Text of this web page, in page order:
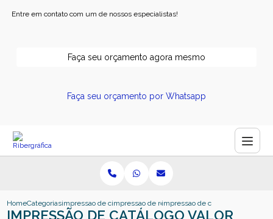
Entre em contato com um de nossos especialistas!
Faça seu orçamento agora mesmo
Faça seu orçamento por Whatsapp
HomeCategoriasimpressao de catalogosimpressao de revistas e catalogos
impressao de catalogo valor
IMPRESSÃO DE CATÁLOGO VALOR